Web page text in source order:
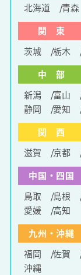
北海道
青森
関 東
茨城
栃木
中 部
新潟
富山
静岡
愛知
関 西
滋賀
京都
中国・四国
鳥取
島根
愛媛
高知
九州・沖縄
福岡
佐賀
沖縄